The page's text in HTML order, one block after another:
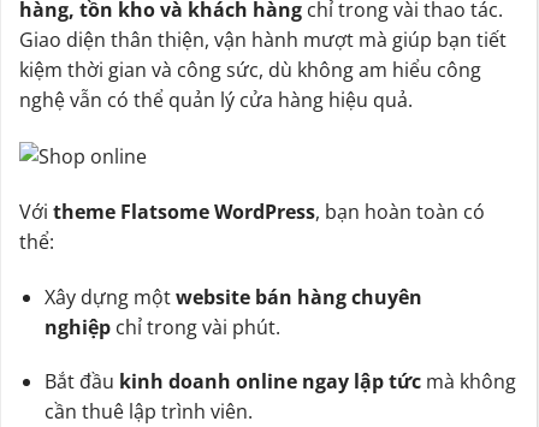
hàng, tồn kho và khách hàng chỉ trong vài thao tác.
Giao diện thân thiện, vận hành mượt mà giúp bạn tiết
kiệm thời gian và công sức, dù không am hiểu công
nghệ vẫn có thể quản lý cửa hàng hiệu quả.
Với theme Flatsome WordPress, bạn hoàn toàn có
thể:
Xây dựng mộtwebsite bán hàng chuyên
nghiệpchỉ trong vài phút.
Bắt đầu kinh doanh online ngay lập tứcmà không
cần thuê lập trình viên.